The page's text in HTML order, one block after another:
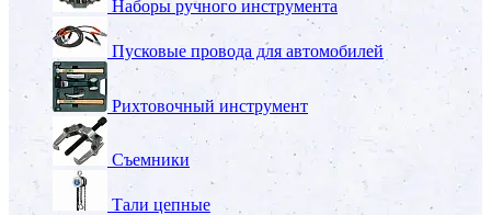
Наборы ручного инструмента
Пусковые провода для автомобилей
Рихтовочный инструмент
Съемники
Тали цепные